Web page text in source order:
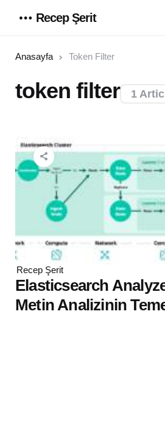
Recep Şerit
Anasayfa Token Filter
1
token filter
Posted
by
Recep Şerit
Elasticsearch
Metin Analizinin